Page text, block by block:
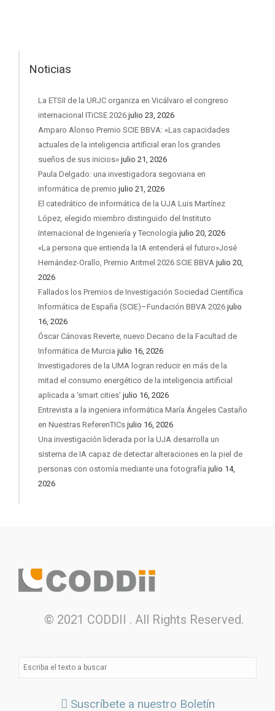
Noticias
La ETSII de la URJC organiza en Vicálvaro el congreso
internacional ITiCSE 2026 julio 23, 2026
Amparo Alonso Premio SCIE BBVA: «Las capacidades
actuales de la inteligencia artificial eran los grandes
sueños de sus inicios» julio 21, 2026
Paula Delgado: una investigadora segoviana en
informática de premio julio 21, 2026
El catedrático de informática de la UJA Luis Martínez
López, elegido miembro distinguido del Instituto
Internacional de Ingeniería y Tecnología julio 20, 2026
«La persona que entienda la IA entenderá el futuro»José
Hernández-Orallo, Premio Aritmel 2026 SCIE BBVA julio 20,
2026
Fallados los Premios de Investigación Sociedad Científica
Informática de España (SCIE)–Fundación BBVA 2026 julio
16, 2026
Óscar Cánovas Reverte, nuevo Decano de la Facultad de
Informática de Murcia julio 16, 2026
Investigadores de la UMA logran reducir en más de la
mitad el consumo energético de la inteligencia artificial
aplicada a ‘smart cities’ julio 16, 2026
Entrevista a la ingeniera informática María Ángeles Castaño
en Nuestras ReferenTICs julio 16, 2026
Una investigación liderada por la UJA desarrolla un
sistema de IA capaz de detectar alteraciones en la piel de
personas con ostomía mediante una fotografía julio 14,
2026
© 2021 CODDII . All Rights Reserved.
Suscríbete a nuestro Boletín